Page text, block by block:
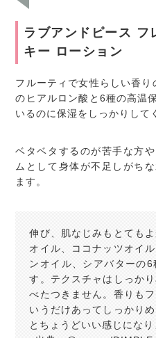
ラブアンドピース
キー ローション
フルーティで女性らしい香
のヒアルロン酸と6種の高温
いるのに保湿をしっかりして
ベタベタするのが苦手な方
ムとして身体が不足しがち
ます。
伸び、肌なじみもとても
オイル、ココナッツオイ
ンオイル、シアバターの
す。テクスチャはしっか
べたつきません。香りも
いうだけあってしっかり
とちょうどいい感じになり